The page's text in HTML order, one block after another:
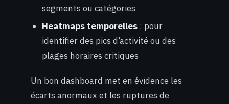
segments ou catégories
Heatmaps temporelles : pour
identifier des pics d’activité ou des
plages horaires critiques
Un bon dashboard met en évidence les
écarts anormaux et les ruptures de